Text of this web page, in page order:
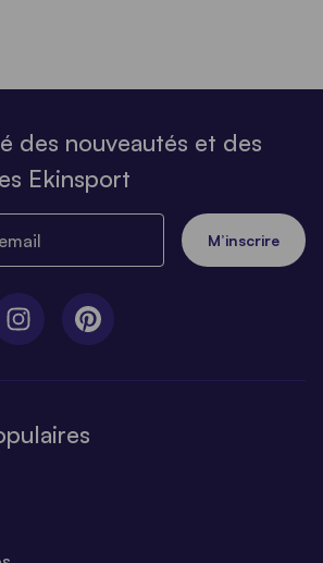
des nouveautés et des
Ekinsport
M’inscrire